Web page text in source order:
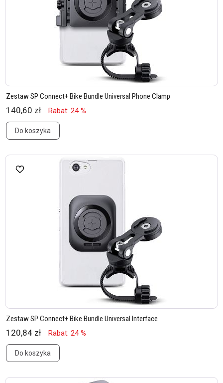
Zestaw SP Connect+ Bike Bundle Universal Phone Clamp
140,60 zł Rabat: 24 %
Do koszyka
Zestaw SP Connect+ Bike Bundle Universal Interface
120,84 zł Rabat: 24 %
Do koszyka